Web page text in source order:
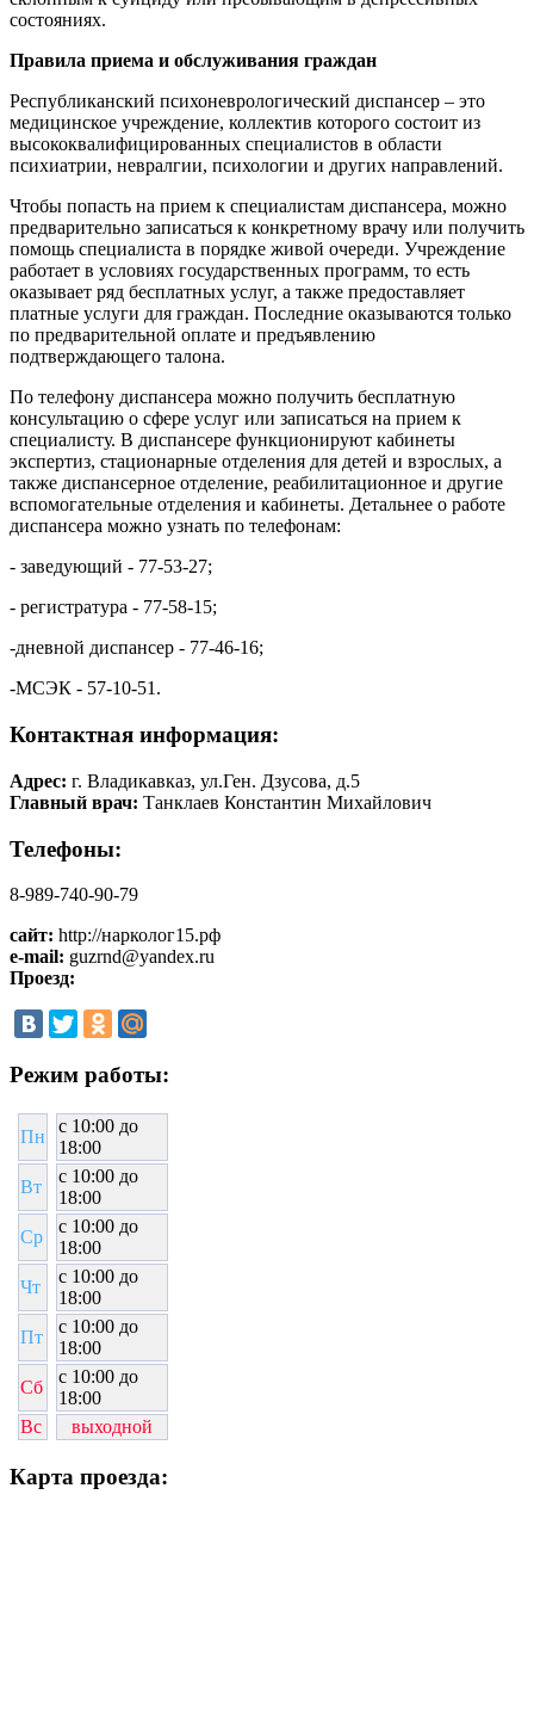
состояниях.
Правила приема и обслуживания граждан
Республиканский психоневрологический диспансер – это
медицинское учреждение, коллектив которого состоит из
высококвалифицированных специалистов в области
психиатрии, невралгии, психологии и других направлений.
Чтобы попасть на прием к специалистам диспансера, можно
предварительно записаться к конкретному врачу или получить
помощь специалиста в порядке живой очереди. Учреждение
работает в условиях государственных программ, то есть
оказывает ряд бесплатных услуг, а также предоставляет
платные услуги для граждан. Последние оказываются только
по предварительной оплате и предъявлению
подтверждающего талона.
По телефону диспансера можно получить бесплатную
консультацию о сфере услуг или записаться на прием к
специалисту. В диспансере функционируют кабинеты
экспертиз, стационарные отделения для детей и взрослых, а
также диспансерное отделение, реабилитационное и другие
вспомогательные отделения и кабинеты. Детальнее о работе
диспансера можно узнать по телефонам:
- заведующий - 77-53-27;
- регистратура - 77-58-15;
-дневной диспансер - 77-46-16;
-МСЭК - 57-10-51.
Контактная информация:
Адрес: г. Владикавказ, ул.Ген. Дзусова, д.5
Главный врач: Танклаев Константин Михайлович
Телефоны:
8-989-740-90-79
сайт: http://нарколог15.рф
e-mail: guzrnd@yandex.ru
Проезд:
Режим работы:
Пн
c 10:00 до
18:00
Вт
c 10:00 до
18:00
Ср
c 10:00 до
18:00
Чт
c 10:00 до
18:00
Пт
c 10:00 до
18:00
Сб
c 10:00 до
18:00
Вс
выходной
Карта проезда: